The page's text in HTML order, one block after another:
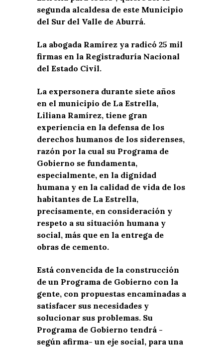
segunda alcaldesa de este Municipio
del Sur del Valle de Aburrá.
La abogada Ramírez ya radicó 25 mil
firmas en la Registraduría Nacional
del Estado Civil.
La expersonera durante siete años
en el municipio de La Estrella,
Liliana Ramírez, tiene gran
experiencia en la defensa de los
derechos humanos de los siderenses,
razón por la cual su Programa de
Gobierno se fundamenta,
especialmente, en la dignidad
humana y en la calidad de vida de los
habitantes de La Estrella,
precisamente, en consideración y
respeto a su situación humana y
social, más que en la entrega de
obras de cemento.
Está convencida de la construcción
de un Programa de Gobierno con la
gente, con propuestas encaminadas a
satisfacer sus necesidades y
solucionar sus problemas. Su
Programa de Gobierno tendrá -
según afirma- un eje social, para una